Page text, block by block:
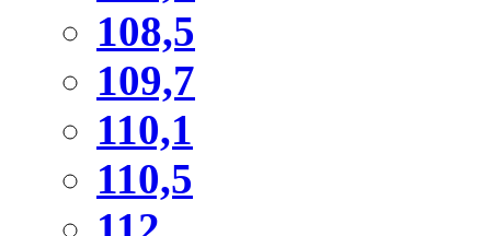
108,5
109,7
110,1
110,5